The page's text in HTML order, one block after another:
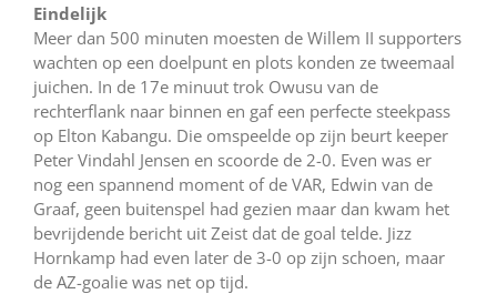
Eindelijk
Meer dan 500 minuten moesten de Willem II supporters
wachten op een doelpunt en plots konden ze tweemaal
juichen. In de 17e minuut trok Owusu van de
rechterflank naar binnen en gaf een perfecte steekpass
op Elton Kabangu. Die omspeelde op zijn beurt keeper
Peter Vindahl Jensen en scoorde de 2-0. Even was er
nog een spannend moment of de VAR, Edwin van de
Graaf, geen buitenspel had gezien maar dan kwam het
bevrijdende bericht uit Zeist dat de goal telde. Jizz
Hornkamp had even later de 3-0 op zijn schoen, maar
de AZ-goalie was net op tijd.